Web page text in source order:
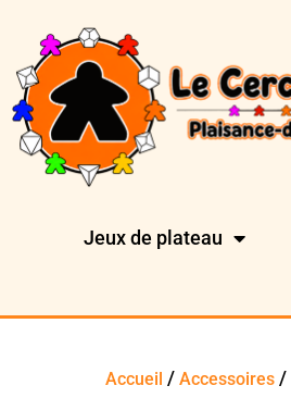
Jeux de plateau
Accueil /Accessoires /